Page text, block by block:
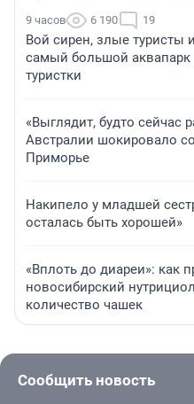
9 часов 6 190 19
Вой сирен, злые туристы
самый большой
туристки
«Выглядит, будто сейчас
Австралии шокировало
Приморье
Накипело у младшей
осталась быть хорошей»
«Вплоть до диареи»: как
новосибирский
количество чашек
Сообщить новость